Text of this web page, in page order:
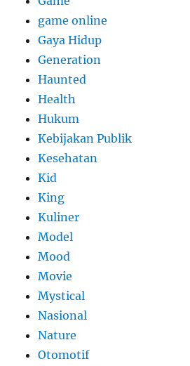
game online
Gaya Hidup
Generation
Haunted
Health
Hukum
Kebijakan Publik
Kesehatan
Kid
King
Kuliner
Model
Mood
Movie
Mystical
Nasional
Nature
Otomotif